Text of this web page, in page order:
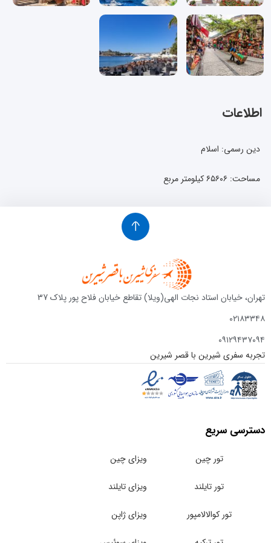
اطلاعات
دین رسمی: اسلام
مساحت: ۶۵۶۰۶ کیلومتر مربع
تهران، خیابان استاد نجات الهی(ویلا) تقاطع خیابان فلاح پور پلاک 37
۰۲۱۸۳۳۴۸
۰۹۱۲۹۴۳۷۰۹۴
تجربه سفری شیرین با قصر شیرین
دسترسی سریع
تور چین
تور تایلند
تور کوالالامپور
ویزای چین
ویزای تایلند
ویزای ژاپن